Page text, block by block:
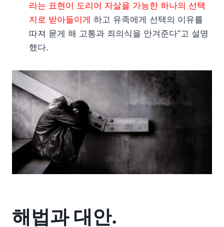
라는 표현이 도리어 자살을 가능한 하나의 선택
지로 받아들이게 하고 유족에게 선택의 이유를
따져 묻게 해 고통과 죄의식을 안겨준다”고 설명
했다.
해법과 대안.